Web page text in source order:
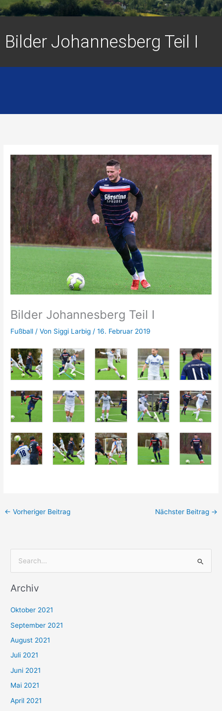
Bilder Johannesberg Teil I
Bilder Johannesberg Teil I
Fußball / Von Siggi Larbig/16. Februar 2019
← Vorheriger Beitrag Nächster Beitrag →
c
n
n
a
c
h
:
Archiv
Oktober 2021
September 2021
August 2021
Juli 2021
Juni 2021
Mai 2021
April 2021